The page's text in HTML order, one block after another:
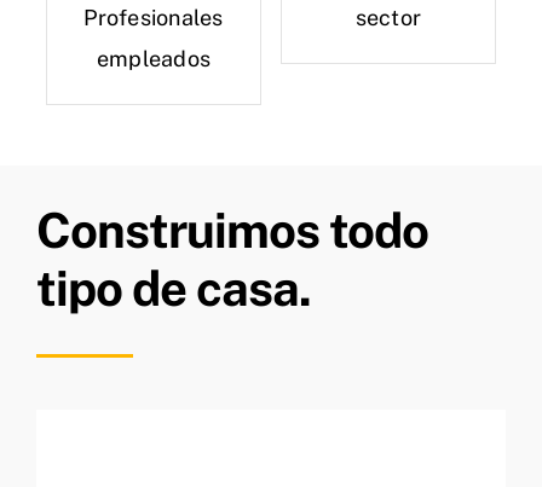
sector
Profesionales
empleados
Construimos todo
tipo de casa.